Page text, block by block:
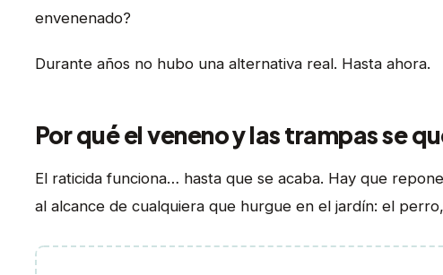
envenenado?
Durante años no hubo una alternativa real. Hasta ahora.
Por qué el veneno y las trampas se
El raticida funciona… hasta que se acaba. Hay que
al alcance de cualquiera que hurgue en el jardín: el